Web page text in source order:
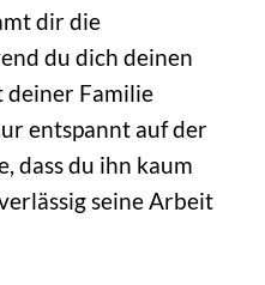
dir die
du dich deinen
deiner Familie
entspannt auf der
dass du ihn kaum
seine Arbeit